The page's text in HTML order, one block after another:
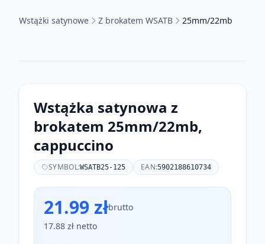
Wstążki satynowe Z brokatem WSATB 25mm/22mb
Wstążka satynowa z
brokatem 25mm/22mb,
cappuccino
SYMBOL:WSATB25-125 EAN:5902188610734
21.99 złbrutto
17.88 zł netto